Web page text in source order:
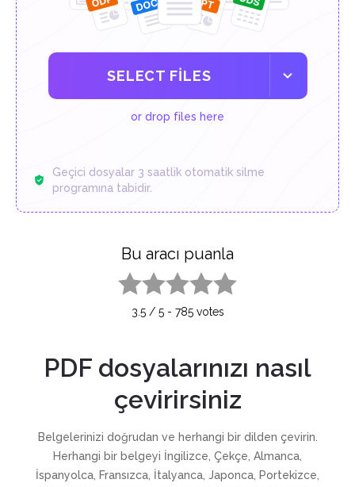
SELECT FILES
or drop files here
Geçici dosyalar 3 saatlik otomatik silme
programına tabidir.
Bu aracı puanla
3.5/ 5- 785votes
PDF dosyalarınızı nasıl
çevirirsiniz
Belgelerinizi doğrudan ve herhangi bir dilden çevirin.
Herhangi bir belgeyi İngilizce, Çekçe, Almanca,
İspanyolca, Fransızca, İtalyanca, Japonca, Portekizce,